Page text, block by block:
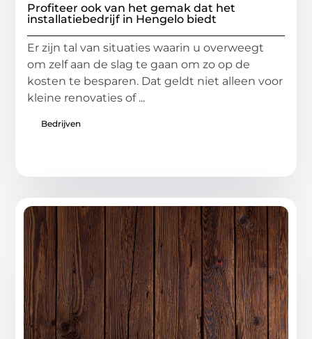
Profiteer ook van het gemak dat het
installatiebedrijf in Hengelo biedt
Er zijn tal van situaties waarin u overweegt
om zelf aan de slag te gaan om zo op de
kosten te besparen. Dat geldt niet alleen voor
kleine renovaties of ...
Bedrijven